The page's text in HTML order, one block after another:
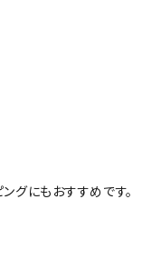
グにもおすすめです。